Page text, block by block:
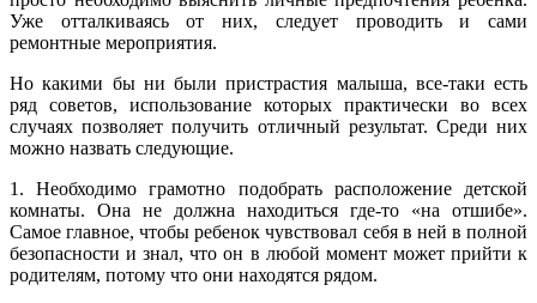
Уже отталкиваясь от них, следует проводить и сами
ремонтные мероприятия.
Но какими бы ни были пристрастия малыша, все-таки есть
ряд советов, использование которых практически во всех
случаях позволяет получить отличный результат. Среди них
можно назвать следующие.
1. Необходимо грамотно подобрать расположение детской
комнаты. Она не должна находиться где-то «на отшибе».
Самое главное, чтобы ребенок чувствовал себя в ней в полной
безопасности и знал, что он в любой момент может прийти к
родителям, потому что они находятся рядом.